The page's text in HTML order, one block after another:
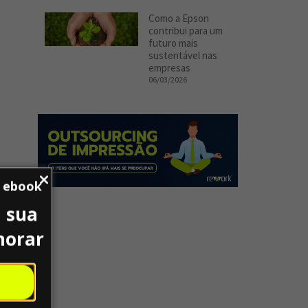
ebook
sua
Como a Epson
contribui para um
futuro mais
sustentável nas
empresas
06/03/2026